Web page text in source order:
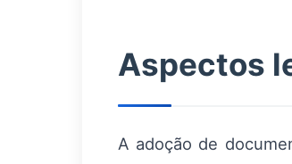
Aspectos
A adoção de